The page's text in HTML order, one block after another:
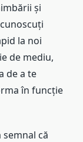
și
la noi
de mediu,
de a te
în funcție
că